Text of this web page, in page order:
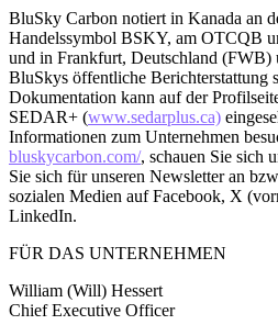
BluSky Carbon notiert in Kanada an
Handelssymbol BSKY, am OTCQB
und in Frankfurt, Deutschland (FWB)
BluSkys öffentliche Berichterstattung
Dokumentation kann auf der
SEDAR+ (www.sedarplus.ca)
Informationen zum Unternehmen
bluskycarbon.com/, schauen Sie sich
Sie sich für unseren Newsletter an
sozialen Medien auf Facebook, X
LinkedIn.
FÜR DAS UNTERNEHMEN
William (Will) Hessert
Chief Executive Officer